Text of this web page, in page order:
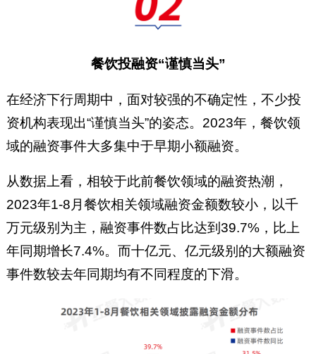
餐饮投融资“谨慎当头”
在经济下行周期中，面对较强的不确定性，不少投
资机构表现出“谨慎当头”的姿态。2023年，餐饮领
域的融资事件大多集中于早期小额融资。
从数据上看，相较于此前餐饮领域的融资热潮，
2023年1-8月餐饮相关领域融资金额数较小，以千
万元级别为主，融资事件数占比达到39.7%，比上
年同期增长7.4%。而十亿元、亿元级别的大额融资
事件数较去年同期均有不同程度的下滑。